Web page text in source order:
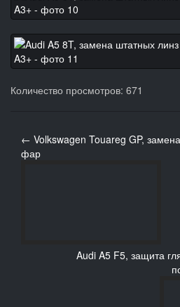
Количество просмотров: 671
← Volkswagen Touareg GP,
фар
Audi A5 F5, защита